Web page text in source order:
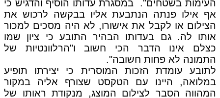
העימות בשטחים". במסגרת עדותו הוסיף והדגיש כי
אף אילו פנתה הנתבעת אליו בבקשה לרכוש את
הצילום או לקבל את אישורו, לא היה מסכים למכור
אותו לה. גם בעדותו הבהיר התובע כי ציון שמו
כצלם אינו הדבר הכי חשוב ו"הרלוונטיות של
התמונה לא פחות חשובה".
לתובע עומדת הזכות המוסרית כי יצירתו תופיע
במלואה, היינו עם הטקסט שצורף אליה במקור
המהווה הסבר לצילום המוצג, מנקודת ראותו של